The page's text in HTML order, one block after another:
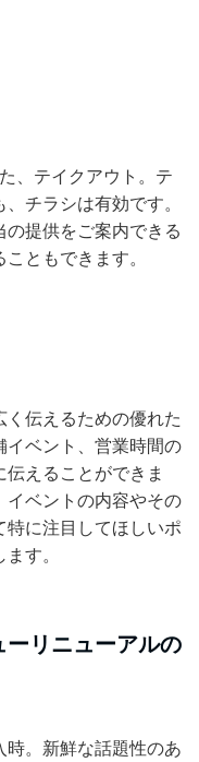
、テイクアウト。テ
チラシは有効です。
提供をご案内できる
ともできます。
伝えるための優れた
イベント、営業時間の
えることができま
イベントの内容やその
に注目してほしいポ
す。
リニューアルの
。新鮮な話題性のあ